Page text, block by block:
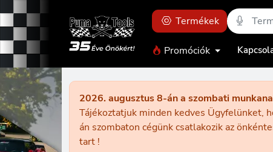
Termékek
Promóciók
2026. augusztus 8-án a szombati
Tájékoztatjuk minden kedves Ügyfelünket,
án szombaton cégünk csatlakozik az
tart !